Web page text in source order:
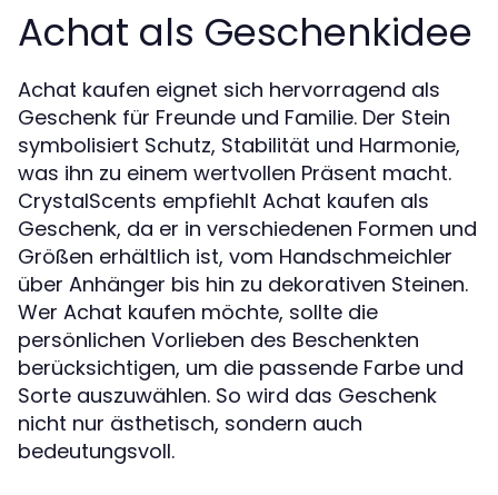
Achat als Geschenkidee
Achat kaufen eignet sich hervorragend als
Geschenk für Freunde und Familie. Der Stein
symbolisiert Schutz, Stabilität und Harmonie,
was ihn zu einem wertvollen Präsent macht.
CrystalScents empfiehlt Achat kaufen als
Geschenk, da er in verschiedenen Formen und
Größen erhältlich ist, vom Handschmeichler
über Anhänger bis hin zu dekorativen Steinen.
Wer Achat kaufen möchte, sollte die
persönlichen Vorlieben des Beschenkten
berücksichtigen, um die passende Farbe und
Sorte auszuwählen. So wird das Geschenk
nicht nur ästhetisch, sondern auch
bedeutungsvoll.